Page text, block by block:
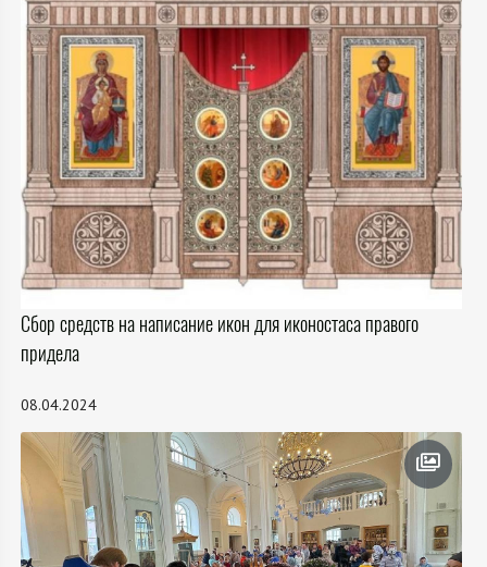
Сбор средств на написание икон для иконостаса правого
придела
08.04.2024